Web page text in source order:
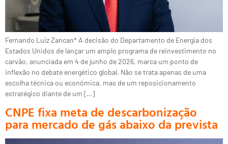
Fernando Luiz Zancan* A decisão do Departamento de Energia dos
Estados Unidos de lançar um amplo programa de reinvestimento no
carvão, anunciada em 4 de junho de 2026, marca um ponto de
inflexão no debate energético global. Não se trata apenas de uma
escolha técnica ou econômica, mas de um reposicionamento
estratégico diante de um […]
CNPE fixa meta de descarbonização
para mercado de gás abaixo da prevista